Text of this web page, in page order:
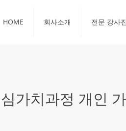
HOME 회사소개 전문 강사진
가치과정 개인